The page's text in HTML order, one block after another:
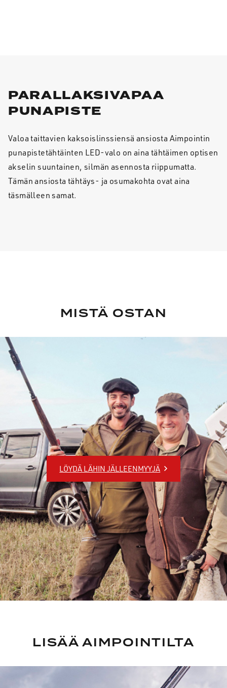
PARALLAKSIVAPAA
PUNAPISTE
Valoa taittavien kaksoislinssiensä ansiosta Aimpointin
punapistetähtäinten LED-valo on aina tähtäimen optisen
akselin suuntainen, silmän asennosta riippumatta.
Tämän ansiosta tähtäys- ja osumakohta ovat aina
täsmälleen samat.
MISTÄ OSTAN
LÖYDÄ LÄHIN JÄLLEENMYYJÄ
LISÄÄ AIMPOINTILTA